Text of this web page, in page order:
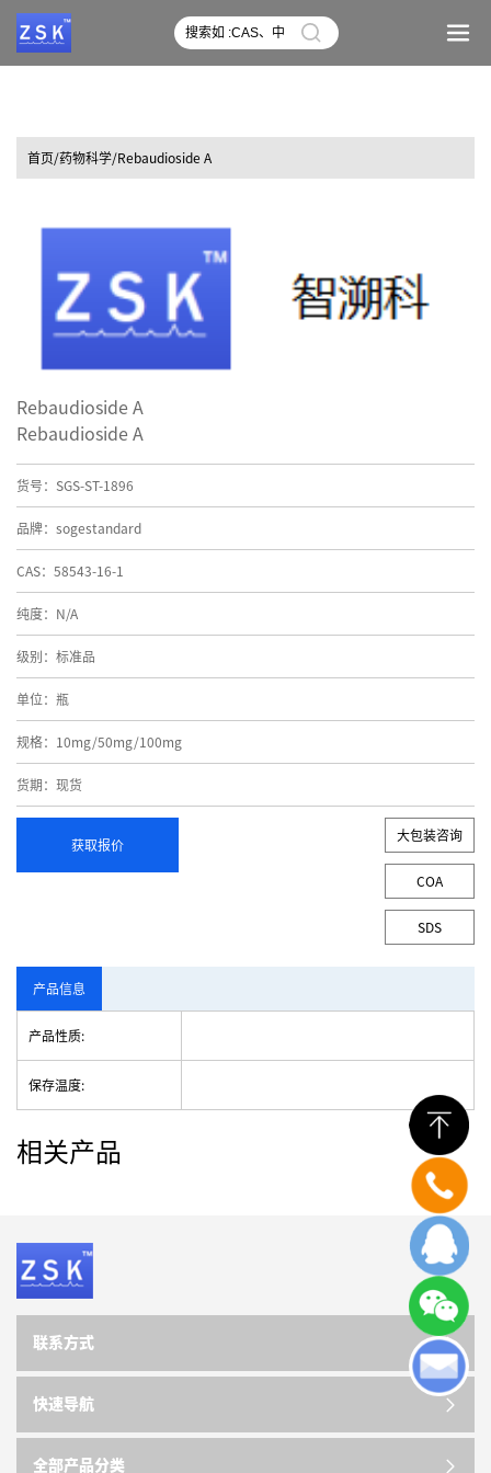
首页/药物科学/Rebaudioside A
Rebaudioside A
Rebaudioside A
货号：SGS-ST-1896
品牌：sogestandard
CAS：58543-16-1
纯度：N/A
级别：标准品
单位：瓶
规格：10mg/50mg/100mg
货期：现货
获取报价
大包装咨询
COA
SDS
产品信息
产品性质:
保存温度:
相关产品
联系方式
快速导航
全部产品分类